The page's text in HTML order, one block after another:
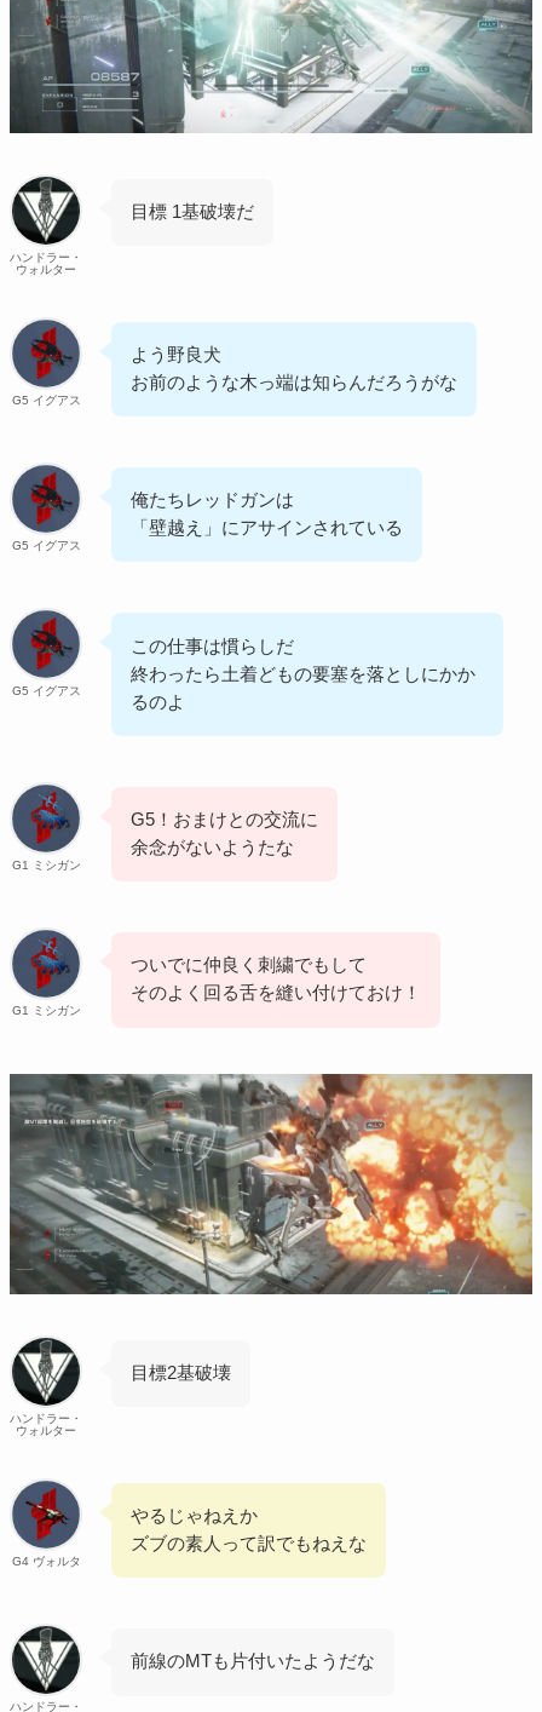
ハンドラー・
ウォルター
目標 1基破壊だ
G5 イグアス
よう野良犬
お前のような木っ端は知らんだろうがな
G5 イグアス
俺たちレッドガンは
「壁越え」にアサインされている
G5 イグアス
この仕事は慣らしだ
終わったら土着どもの要塞を落としにかか
るのよ
G1 ミシガン
G5！おまけとの交流に
余念がないようたな
G1 ミシガン
ついでに仲良く刺繍でもして
そのよく回る舌を縫い付けておけ！
ハンドラー・
ウォルター
目標2基破壊
G4 ヴォルタ
やるじゃねえか
ズブの素人って訳でもねえな
ハンドラー・
前線のMTも片付いたようだな